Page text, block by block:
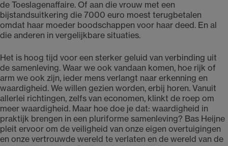
de Toeslagenaffaire. Of aan die vrouw met een
bijstandsuitkering die 7000 euro moest terugbetalen
omdat haar moeder boodschappen voor haar deed. En al
die anderen in vergelijkbare situaties.
Het is hoog tijd voor een sterker geluid van verbinding uit
de samenleving. Waar we ook vandaan komen, hoe rijk of
arm we ook zijn, ieder mens verlangt naar erkenning en
waardigheid. We willen gezien worden, erbij horen. Vanuit
allerlei richtingen, zelfs van economen, klinkt de roep om
meer waardigheid. Maar hoe doe je dat: waardigheid in
praktijk brengen in een pluriforme samenleving? Bas Heijne
pleit ervoor om de veiligheid van onze eigen overtuigingen
en onze vertrouwde wereld te verlaten en de wereld van de